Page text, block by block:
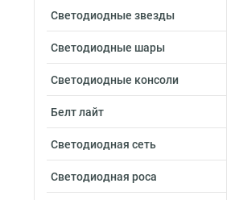
Светодиодные звезды
Светодиодные шары
Светодиодные консоли
Белт лайт
Светодиодная сеть
Светодиодная роса